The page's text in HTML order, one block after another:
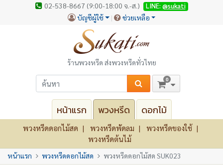
02-538-8667 (9:00-18:00 จ.-ส.) LINE: @sukati
บัญชีผู้ใช้ ช่วยเหลือ
ร้านพวงหรีด ส่งพวงหรีดทั่วไทย
0
หน้าแรก พวงหรีด ดอกไม้
พวงหรีดดอกไม้สด พวงหรีดพัดลม
พวงหรีดของใช้
พวงหรีดต้นไม้
หน้าแรก พวงหรีดดอกไม้สด พวงหรีดดอกไม้สด SUK023